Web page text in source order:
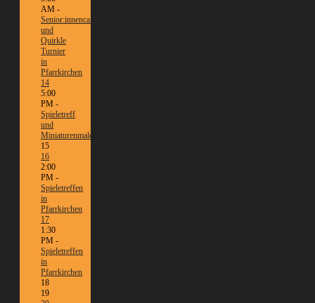
AM -
Senior:innencafé
und
Quirkle
Turnier
in
Pfarrkirchen
14
5:00
PM -
Spieletreff
und
Miniaturenmalen/Tabletop
15
16
2:00
PM -
Spieletreffen
in
Pfarrkirchen
17
1:30
PM -
Spieletreffen
in
Pfarrkirchen
18
19